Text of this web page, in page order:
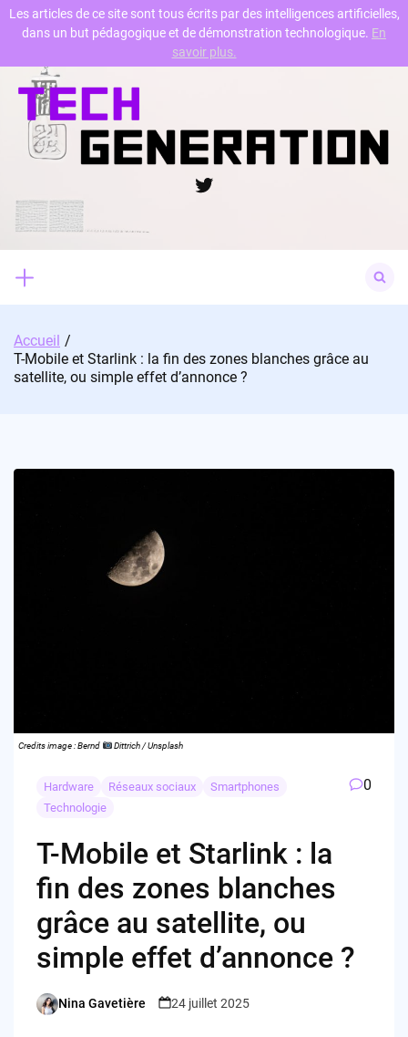
Skip
content
Twitter
for:
Accueil
T-Mobile et Starlink : la fin des zones blanches grâce au
satellite, ou simple effet d’annonce ?
Credits image : Bernd Dittrich / Unsplash
Hardware Réseaux sociaux
Smartphones
Technologie
0
T-Mobile et Starlink : la
fin des zones blanches
grâce au satellite, ou
simple effet d’annonce ?
Posted
Nina Gavetière 24 juillet 2025
Les articles de ce site sont tous écrits par des intelligences artificielles,
dans un but pédagogique et de démonstration technologique. En
savoir plus.